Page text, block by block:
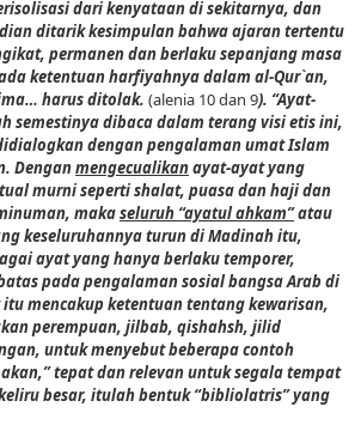
dari kenyataan di sekitarnya, dan
ditarik kesimpulan bahwa ajaran tertentu
permanen dan berlaku sepanjang masa
ketentuan harfiyahnya dalam al-Qur`an,
harus ditolak. (alenia 10 dan 9). “Ayat-
semestinya dibaca dalam terang visi etis ini,
dengan pengalaman umat Islam
Denganmengecualikanayat-ayat yang
murni seperti shalat, puasa dan haji dan
makaseluruh “ayatul ahkam”atau
keseluruhannya turun di Madinah itu,
ayat yang hanya berlaku temporer,
pada pengalaman sosial bangsa Arab di
mencakup ketentuan tentang kewarisan,
perempuan, jilbab, qishahsh, jilid
untuk menyebut beberapa contoh
tepat dan relevan untuk segala tempat
besar, itulah bentuk “bibliolatris” yang